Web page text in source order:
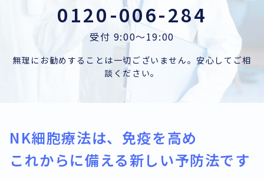
0120-006-284
受付 9:00〜19:00
無理にお勧めすることは一切ございません。安心してご相
談ください。
NK細胞療法は、免疫を高め
これからに備える新しい予防法です